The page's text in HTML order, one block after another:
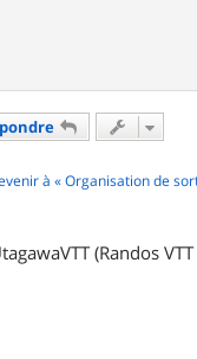
t
e
r
4
5
à « Organisation de
(Randos